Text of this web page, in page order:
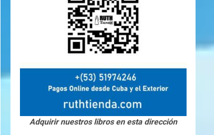
Adquirir nuestros libros en esta dirección